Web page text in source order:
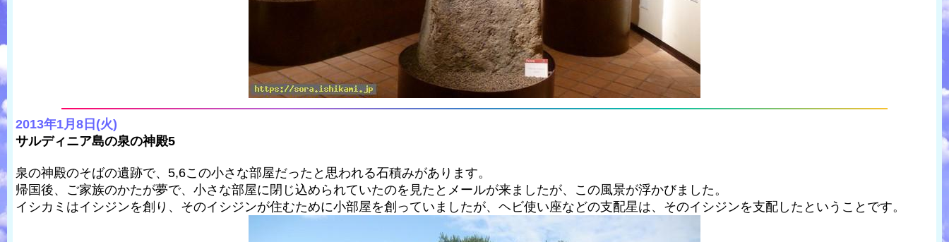
2013年1月8日(火)
サルディニア島の泉の神殿5
泉の神殿のそばの遺跡で、5,6この小さな部屋だったと思われる石積みがあります。
帰国後、ご家族のかたが夢で、小さな部屋に閉じ込められていたのを見たとメールが来ましたが、この風景が浮かびました。
イシカミはイシジンを創り、そのイシジンが住むために小部屋を創っていましたが、ヘビ使い座などの支配星は、そのイシジンを支配したということです。